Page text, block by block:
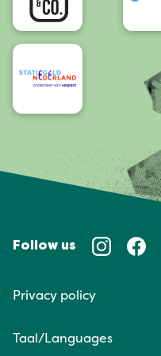
Follow us
Privacy policy
Taal/Languages